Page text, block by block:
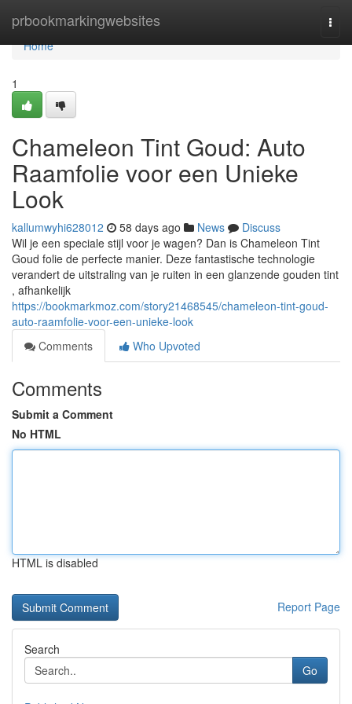
prbookmarkingwebsites
Home
Home
1
Chameleon Tint Goud: Auto
Raamfolie voor een Unieke
Look
kallumwyhi628012 58 days ago News
Discuss
Wil je een speciale stijl voor je wagen? Dan is Chameleon Tint
Goud folie de perfecte manier. Deze fantastische technologie
verandert de uitstraling van je ruiten in een glanzende gouden tint
, afhankelijk
https://bookmarkmoz.com/story21468545/chameleon-tint-goud-
auto-raamfolie-voor-een-unieke-look
Comments
Who Upvoted
Comments
Submit a Comment
No HTML
HTML is disabled
Report Page
Search
Go